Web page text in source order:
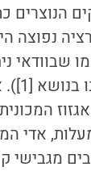
לכם בעבר [1]) הם
נפוצה
שבוודאי
בהבלים
אדי
מגבישי